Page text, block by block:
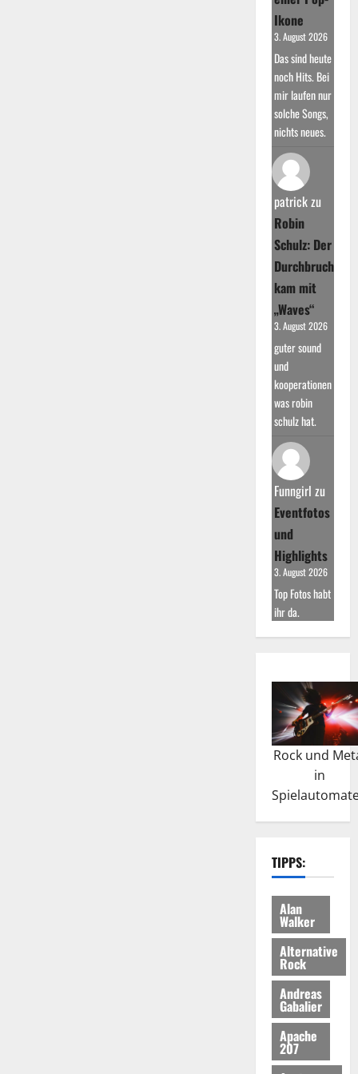
Ikone
3. August 2026
Das sind heute
noch Hits. Bei
mir laufen nur
solche Songs,
nichts neues.
patrickzu
Robin
Schulz: Der
Durchbruch
kam mit
„Waves“
3. August 2026
guter sound
und
kooperationen
was robin
schulz hat.
Funngirl zu
Eventfotos
und
Highlights
3. August 2026
Top Fotos habt
ihr da.
Rock und
in
TIPPS:
Alan
Walker
Alternative
Rock
Andreas
Gabalier
Apache
207